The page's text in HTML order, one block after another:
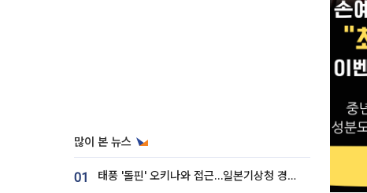
많이 본 뉴스
01 태풍 '돌핀' 오키나와 접근…일본기상청 경로 업데이트